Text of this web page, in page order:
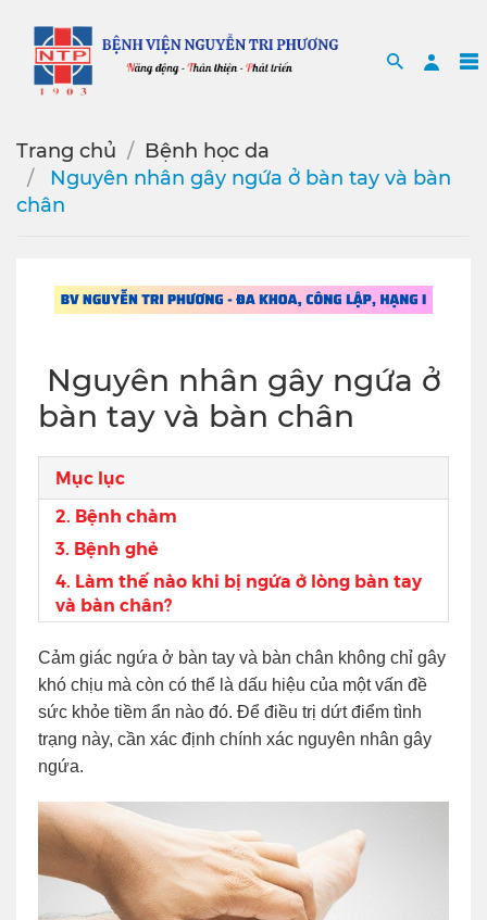
Search
Trang chủ
Bệnh học da
️ Nguyên nhân gây ngứa ở bàn tay và bàn
chân
️ Nguyên nhân gây ngứa ở
bàn tay và bàn chân
Mục lục
2. Bệnh chàm
3. Bệnh ghẻ
4. Làm thế nào khi bị ngứa ở lòng bàn tay
và bàn chân?
Cảm giác ngứa ở bàn tay và bàn chân không chỉ gây
khó chịu mà còn có thể là dấu hiệu của một vấn đề
sức khỏe tiềm ẩn nào đó. Để điều trị dứt điểm tình
trạng này, cần xác định chính xác nguyên nhân gây
ngứa.